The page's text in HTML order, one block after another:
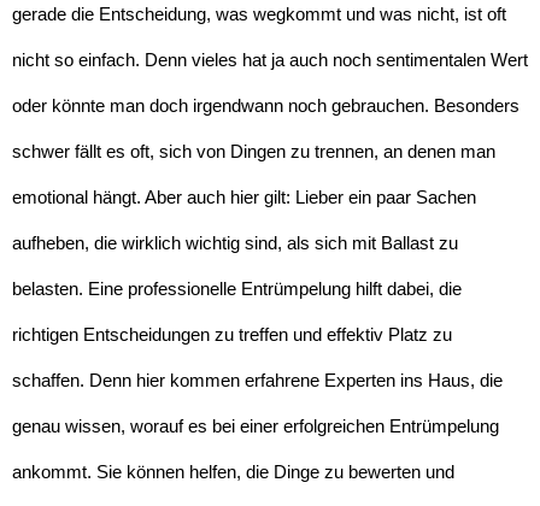
gerade die Entscheidung, was wegkommt und was nicht, ist oft
nicht so einfach. Denn vieles hat ja auch noch sentimentalen Wert
oder könnte man doch irgendwann noch gebrauchen. Besonders
schwer fällt es oft, sich von Dingen zu trennen, an denen man
emotional hängt. Aber auch hier gilt: Lieber ein paar Sachen
aufheben, die wirklich wichtig sind, als sich mit Ballast zu
belasten. Eine professionelle Entrümpelung hilft dabei, die
richtigen Entscheidungen zu treffen und effektiv Platz zu
schaffen. Denn hier kommen erfahrene Experten ins Haus, die
genau wissen, worauf es bei einer erfolgreichen Entrümpelung
ankommt. Sie können helfen, die Dinge zu bewerten und